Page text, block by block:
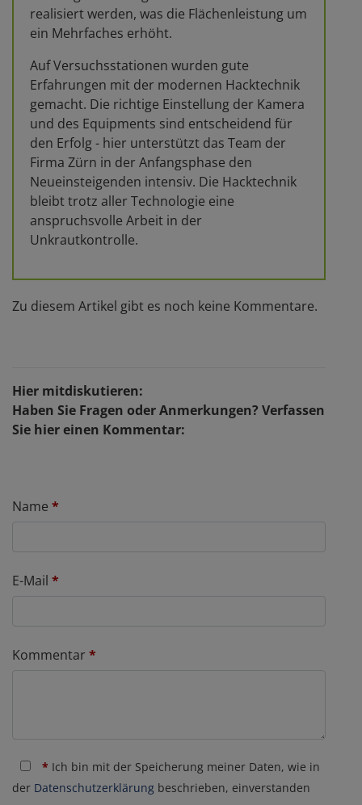
realisiert werden, was die Flächenleistung um
ein Mehrfaches erhöht.
Auf Versuchsstationen wurden gute
Erfahrungen mit der modernen Hacktechnik
gemacht. Die richtige Einstellung der Kamera
und des Equipments sind entscheidend für
den Erfolg - hier unterstützt das Team der
Firma Zürn in der Anfangsphase den
Neueinsteigenden intensiv. Die Hacktechnik
bleibt trotz aller Technologie eine
anspruchsvolle Arbeit in der
Unkrautkontrolle.
Zu diesem Artikel gibt es noch keine Kommentare.
Hier mitdiskutieren:
Haben Sie Fragen oder Anmerkungen? Verfassen
Sie hier einen Kommentar:
Name *
E-Mail *
Kommentar *
* Ich bin mit der Speicherung meiner Daten, wie in
der Datenschutzerklärung beschrieben, einverstanden